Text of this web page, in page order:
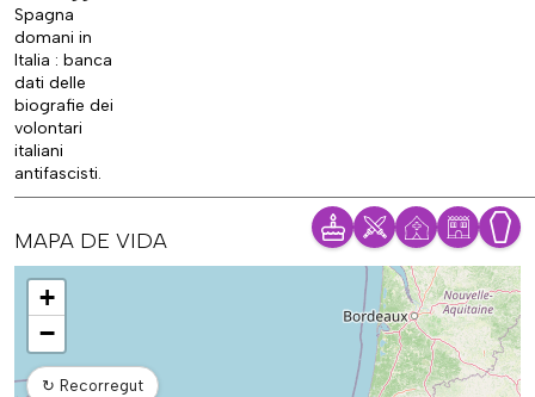
Spagna
domani in
Italia : banca
dati delle
biografie dei
volontari
italiani
antifascisti.
MAPA DE VIDA
Mapa
+
−
↻ Recorregut